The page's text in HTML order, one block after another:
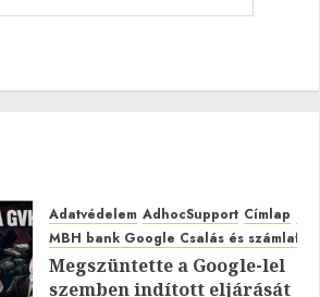
Adatvédelem AdhocSupport Címlap
MBH bank Google Csalás és
Megszüntette a Google-lel
szemben indított eljárását